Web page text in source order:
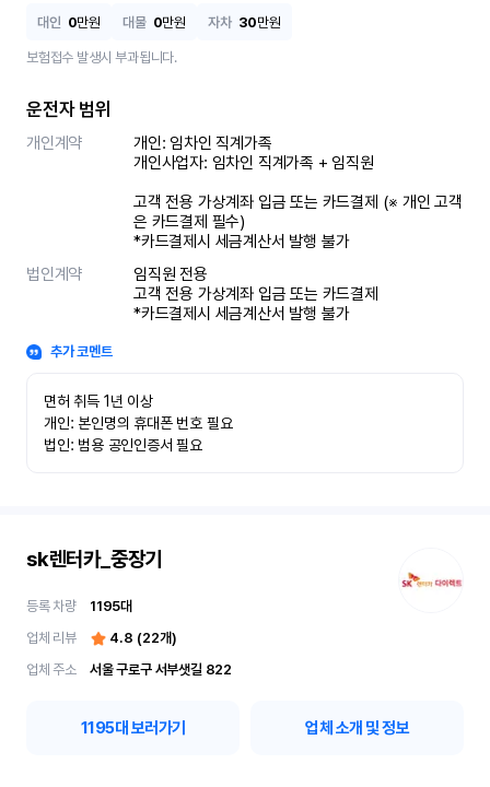
대인 0만원 대물 0만원 자차 30만원
보험접수 발생시 부과됩니다.
운전자 범위
개인계약
개인: 임차인 직계가족
개인사업자: 임차인 직계가족 + 임직원
고객 전용 가상계좌 입금 또는 카드결제 (※ 개인 고객
은 카드결제 필수)
*카드결제시 세금계산서 발행 불가
법인계약
임직원 전용
고객 전용 가상계좌 입금 또는 카드결제
*카드결제시 세금계산서 발행 불가
추가 코멘트
면허 취득 1년 이상
개인: 본인명의 휴대폰 번호 필요
법인: 범용 공인인증서 필요
sk렌터카_중장기
등록 차량 1195대
업체 리뷰
4.8 (22개)
업체 주소
서울 구로구 서부샛길 822
1195대 보러가기 업체 소개 및 정보